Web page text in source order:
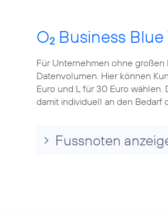
O2 Business Blue
Für Unternehmen ohne
Datenvolumen. Hier können
Euro und L für 30 Euro wählen.
damit individuell an den Bedarf
Fussnoten